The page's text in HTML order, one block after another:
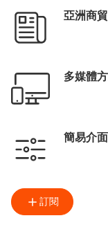
亞洲商
多媒體
簡易介
訂閱